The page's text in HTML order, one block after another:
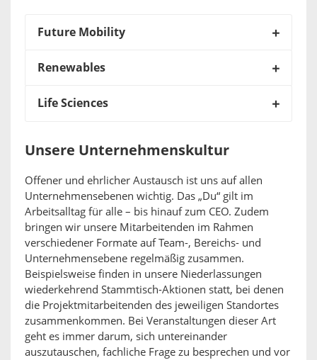
Future Mobility
Renewables
Life Sciences
Unsere Unternehmenskultur
Offener und ehrlicher Austausch ist uns auf allen
Unternehmensebenen wichtig. Das „Du“ gilt im
Arbeitsalltag für alle – bis hinauf zum CEO. Zudem
bringen wir unsere Mitarbeitenden im Rahmen
verschiedener Formate auf Team-, Bereichs- und
Unternehmensebene regelmäßig zusammen.
Beispielsweise finden in unsere Niederlassungen
wiederkehrend Stammtisch-Aktionen statt, bei denen
die Projektmitarbeitenden des jeweiligen Standortes
zusammenkommen. Bei Veranstaltungen dieser Art
geht es immer darum, sich untereinander
auszutauschen, fachliche Frage zu besprechen und vor